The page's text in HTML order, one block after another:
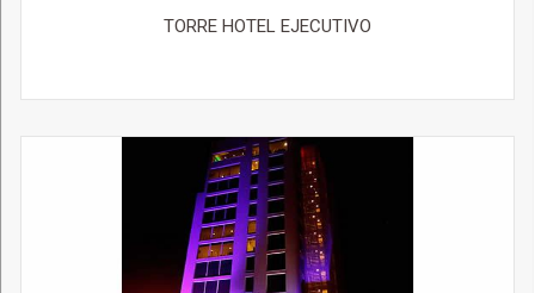
TORRE HOTEL EJECUTIVO